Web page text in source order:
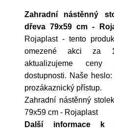
Zahradní nástěnný
dřeva 79x59 cm -
Rojaplast- tento
omezené akci za
aktualizujeme
dostupnosti. Naše
prozákaznický přístup.
Zahradní nástěnný
79x59 cm - Rojaplast
Další informace k